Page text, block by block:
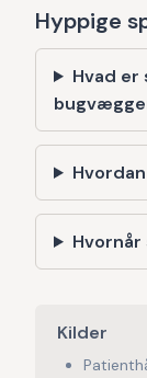
Hyppige
Hvad er
Kilder